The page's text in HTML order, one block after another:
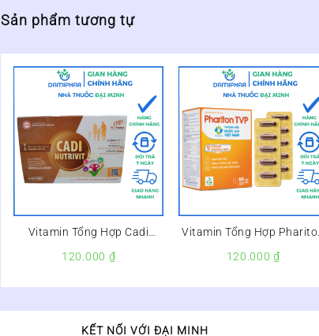
Sản phẩm tương tự
Vitamin Tổng Hợp Cadi
120.000 ₫
Vitamin Tổng Hợp Phariton
120.000₫
KẾT NỐI VỚI ĐẠI MINH